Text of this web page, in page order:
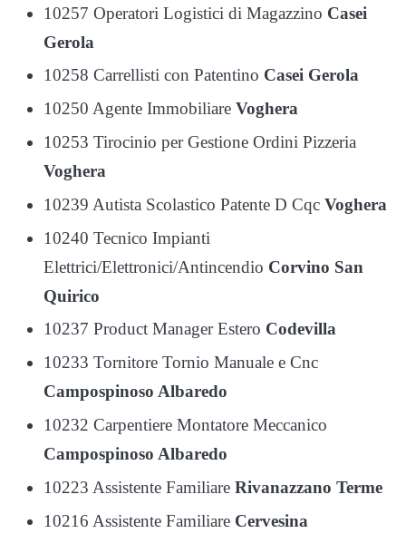
10257 Operatori Logistici di Magazzino Casei
Gerola
10258 Carrellisti con Patentino Casei Gerola
10250 Agente Immobiliare Voghera
10253 Tirocinio per Gestione Ordini Pizzeria
Voghera
10239 Autista Scolastico Patente D Cqc Voghera
10240 Tecnico Impianti
Elettrici/Elettronici/Antincendio Corvino San
Quirico
10237 Product Manager Estero Codevilla
10233 Tornitore Tornio Manuale e Cnc
Campospinoso Albaredo
10232 Carpentiere Montatore Meccanico
Campospinoso Albaredo
10223 Assistente Familiare Rivanazzano Terme
10216 Assistente Familiare Cervesina